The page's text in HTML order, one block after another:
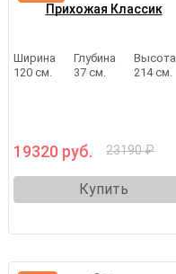
Прихожая Классик
Ширина
120 см.
Глубина
37 см.
Высота
214 см.
19320 руб. 23190 ₽
Купить